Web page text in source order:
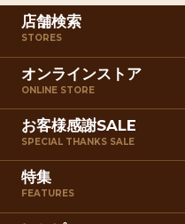
店舗検索
STORES
オンラインストア
ONLINE STORE
お客様感謝SALE
SPECIAL THANKS SALE
特集
FEATURES